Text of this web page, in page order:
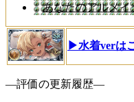
あなたのアルメイ
▶水着verは
―評価の更新履歴―